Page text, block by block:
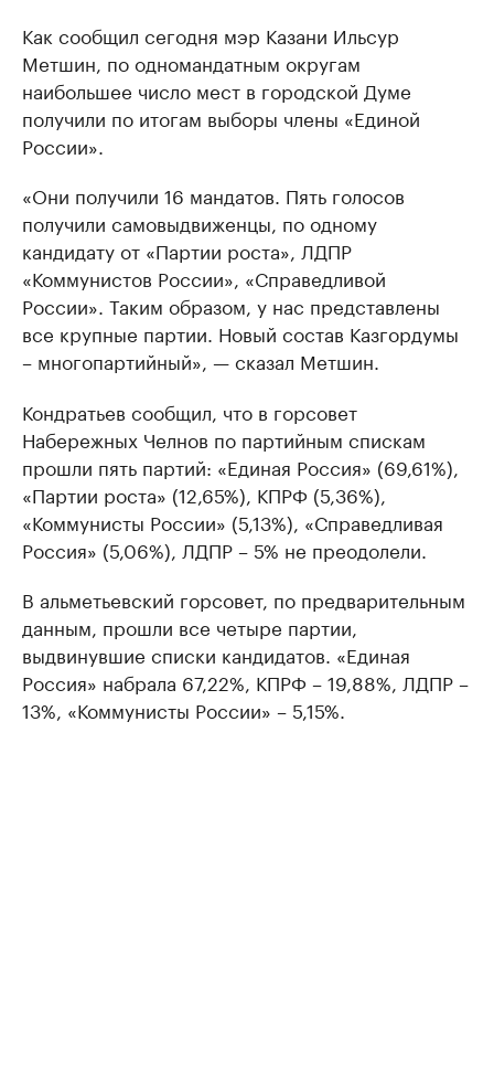
Как сообщил сегодня мэр Казани Ильсур
Метшин, по одномандатным округам
наибольшее число мест в городской Думе
получили по итогам выборы члены «Единой
России».
«Они получили 16 мандатов. Пять голосов
получили самовыдвиженцы, по одному
кандидату от «Партии роста», ЛДПР
«Коммунистов России», «Справедливой
России». Таким образом, у нас представлены
все крупные партии. Новый состав Казгордумы
– многопартийный», — сказал Метшин.
Кондратьев сообщил, что в горсовет
Набережных Челнов по партийным спискам
прошли пять партий: «Единая Россия» (69,61%),
«Партии роста» (12,65%), КПРФ (5,36%),
«Коммунисты России» (5,13%), «Справедливая
Россия» (5,06%), ЛДПР – 5% не преодолели.
В альметьевский горсовет, по предварительным
данным, прошли все четыре партии,
выдвинувшие списки кандидатов. «Единая
Россия» набрала 67,22%, КПРФ – 19,88%, ЛДПР –
13%, «Коммунисты России» – 5,15%.